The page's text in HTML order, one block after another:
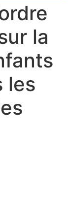
la
les